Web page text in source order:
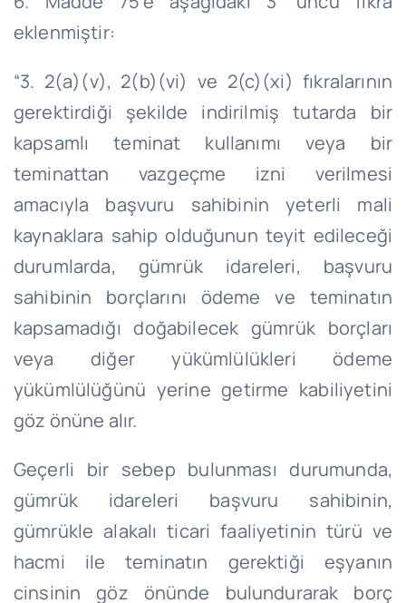
eklenmiştir:
“3. 2(a)(v), 2(b)(vi) ve 2(c)(xi) fıkralarının
gerektirdiği şekilde indirilmiş tutarda bir
kapsamlı teminat kullanımı veya bir
teminattan vazgeçme izni verilmesi
amacıyla başvuru sahibinin yeterli mali
kaynaklara sahip olduğunun teyit edileceği
durumlarda, gümrük idareleri, başvuru
sahibinin borçlarını ödeme ve teminatın
kapsamadığı doğabilecek gümrük borçları
veya diğer yükümlülükleri ödeme
yükümlülüğünü yerine getirme kabiliyetini
göz önüne alır.
Geçerli bir sebep bulunması durumunda,
gümrük idareleri başvuru sahibinin,
gümrükle alakalı ticari faaliyetinin türü ve
hacmi ile teminatın gerektiği eşyanın
cinsinin göz önünde bulundurarak borç